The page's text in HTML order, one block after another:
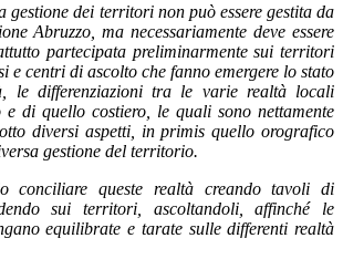
gestione dei territori non può essere gestita da
Abruzzo, ma necessariamente deve essere
partecipata preliminarmente sui territori
e centri di ascolto che fanno emergere lo stato
le differenziazioni tra le varie realtà locali
e di quello costiero, le quali sono nettamente
diversi aspetti, in primis quello orografico
gestione del territorio.
conciliare queste realtà creando tavoli di
sui territori, ascoltandoli, affinché le
equilibrate e tarate sulle differenti realtà